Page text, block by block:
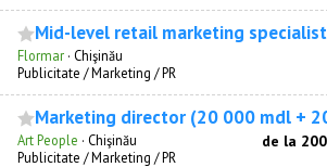
Mid-level retail marketing specialist
Flormar · Chişinău
Publicitate / Marketing / PR
Marketing director (20 000 mdl +
Art People · Chişinău de la
Publicitate / Marketing / PR